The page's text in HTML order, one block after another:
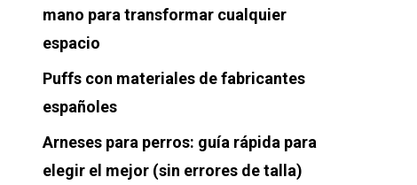
mano para transformar cualquier
espacio
Puffs con materiales de fabricantes
españoles
Arneses para perros: guía rápida para
elegir el mejor (sin errores de talla)